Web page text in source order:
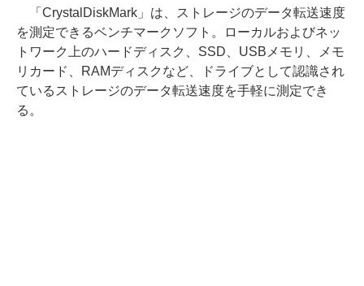
「CrystalDiskMark」は、ストレージのデータ転送速度
を測定できるベンチマークソフト。ローカルおよびネッ
トワーク上のハードディスク、SSD、USBメモリ、メモ
リカード、RAMディスクなど、ドライブとして認識され
ているストレージのデータ転送速度を手軽に測定でき
る。